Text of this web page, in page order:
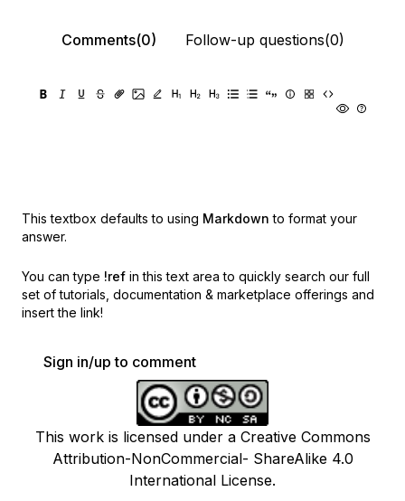
Comments(0) Follow-up questions(0)
This textbox defaults to using Markdown to format your
answer.
You can type !ref in this text area to quickly search our full
set of tutorials, documentation & marketplace offerings and
insert the link!
Sign in/up to comment
This work is licensed under a Creative Commons
Attribution-NonCommercial- ShareAlike 4.0
International License.